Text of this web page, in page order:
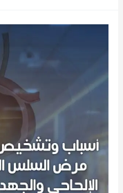
مرض
السلس
والجهدي
لدى
المرأة
والرجل